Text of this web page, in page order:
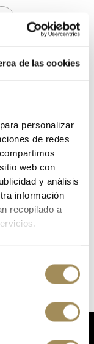
de las cookies
personalizar
de redes
web con
y análisis
información
recopilado a